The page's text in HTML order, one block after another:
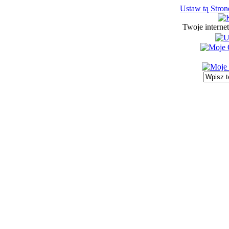
Ustaw tą
Twoje